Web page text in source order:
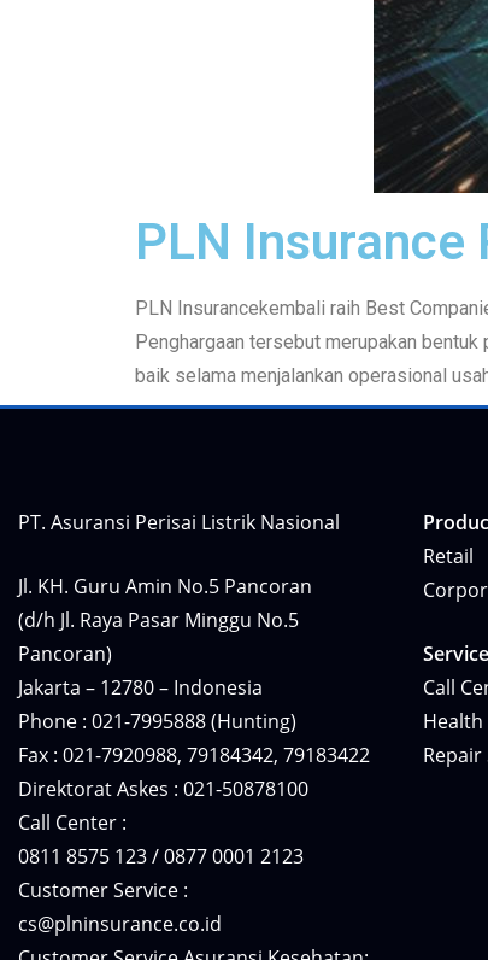
PLN Insurance
PLN Insurancekembali raih Best
Penghargaan tersebut merupakan
baik selama menjalankan operasional
PT. Asuransi Perisai Listrik Nasional
Jl. KH. Guru Amin No.5 Pancoran
(d/h Jl. Raya Pasar Minggu No.5
Pancoran)
Jakarta – 12780 – Indonesia
Phone : 021-7995888 (Hunting)
Fax : 021-7920988, 79184342, 79183422
Direktorat Askes : 021-50878100
Call Center :
0811 8575 123 / 0877 0001 2123
Customer Service :
cs@plninsurance.co.id
Retail
Service
Call
Repair